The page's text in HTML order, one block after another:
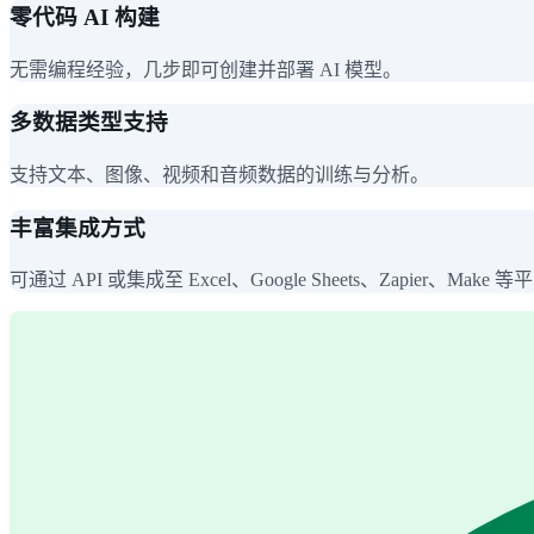
零代码 AI 构建
无需编程经验，几步即可创建并部署 AI 模型。
多数据类型支持
支持文本、图像、视频和音频数据的训练与分析。
丰富集成方式
可通过 API 或集成至 Excel、Google Sheets、Zapier、Make 等